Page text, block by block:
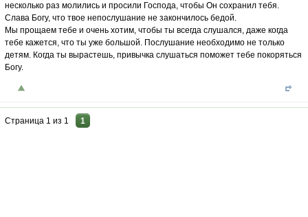
несколько раз молились и просили Господа, чтобы Он сохранил тебя.
Слава Богу, что твое непослушание не закончилось бедой.
Мы прощаем тебе и очень хотим, чтобы ты всегда слушался, даже когда
тебе кажется, что ты уже большой. Послушание необходимо не только
детям. Когда ты вырастешь, привычка слушаться поможет тебе покоряться
Богу.
Страница 1 из 1 1